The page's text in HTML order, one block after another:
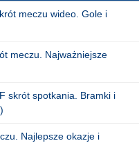
meczu wideo. Gole i
meczu. Najważniejsze
skrót spotkania. Bramki i
Najlepsze okazje i